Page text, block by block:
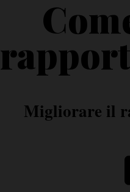
Migliorare il